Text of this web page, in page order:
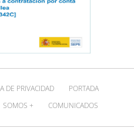
DE PRIVACIDAD
PORTADA
SOMOS + COMUNICADOS